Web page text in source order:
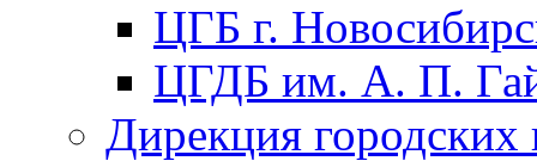
ЦГБ г.
ЦГДБ им. А. П.
Дирекция городских